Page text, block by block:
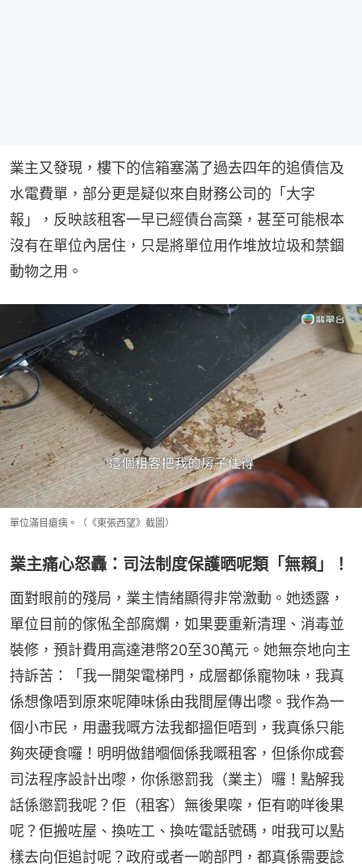
業主又發現，樓下的信箱塞滿了過去四年的追債信及
水電費單，部分更是疑似來自財務公司的「大字
報」，反映該租客一早已經債台高築，甚至可能根本
沒有在單位內居住，只是將單位用作堆放垃圾和禁錮
動物之用。
單位滿目瘡痍。（《東張西望》截圖）
業主痛心怒轟：司法制度保護晒呢類「無賴」！
面對眼前的殘局，業主情緒顯得非常激動。她透露，
單位目前的傢俬全部腐爛，如果要重新清理、消毒並
裝修，預計費用高達港幣20至30萬元。她無奈地向主
持訴苦：「我一開架電梯門，成層都係寵物味，我真
係想像唔到原來呢陣味係由我間屋傳出嚟。我作為一
個小市民，用盡我嘅方法我都搵佢唔到，我真係只能
夠夾硬食囉！明明做錯嗰個係我嘅租客，但係你成套
司法程序設計出嚟，你係懲罰我（業主）囉！點解我
話係懲罰我呢？佢（租客）無後果㗎，佢有啲咩後果
呢？佢搬咗屋、換咗工、換咗電話號碼，咁我可以點
樣去向佢追討呢？政府或者一啲部門，都真係需要諗